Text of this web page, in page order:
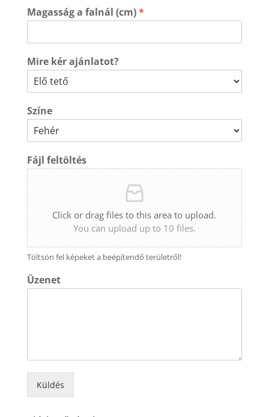
Magasság a falnál (cm)*
Mire kér ajánlatot?
Színe
Fájl feltöltés
Click or drag files to this area to upload.
You can upload up to 10 files.
Töltsön fel képeket a beépítendő területről!
Üzenet
Küldés